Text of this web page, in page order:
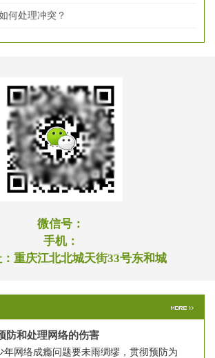
何处理冲突？
微信号：
手机：
重庆江北北城天街33号东和城
防和处理网络的伤害
年网络成瘾问题要未雨绸缪，贯彻预防为